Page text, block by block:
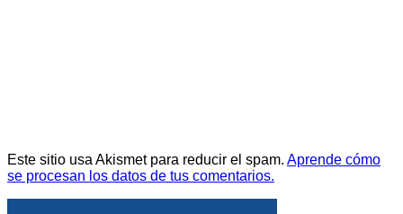
Este sitio usa Akismet para reducir el spam. Aprende cómo
se procesan los datos de tus comentarios.